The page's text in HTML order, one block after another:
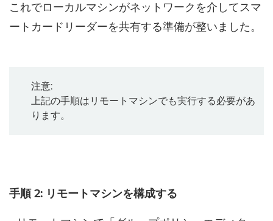
これでローカルマシンがネットワークを介してスマ
ートカードリーダーを共有する準備が整いました。
注意:
上記の手順はリモートマシンでも実行する必要があ
ります。
手順 2: リモートマシンを構成する